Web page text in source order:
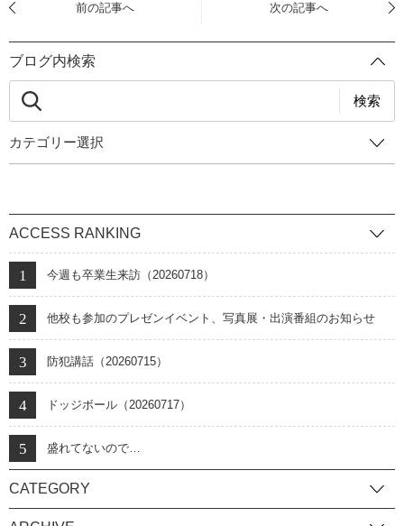
前の記事へ 次の記事へ
ブログ内検索
検索
カテゴリー選択
ACCESS RANKING
今週も卒業生来訪（20260718）
他校も参加のプレゼンイベント、写真展・出演番組のお知らせ
防犯講話（20260715）
ドッジボール（20260717）
盛れてないので…
CATEGORY